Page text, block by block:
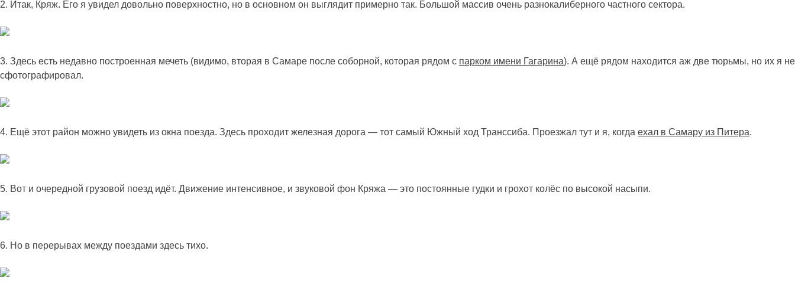
2. Итак, Кряж. Его я увидел довольно поверхностно, но в основном он выглядит примерно так. Большой массив очень разнокалиберного частного сектора.
3. Здесь есть недавно построенная мечеть (видимо, вторая в Самаре после соборной, которая рядом с парком имени Гагарина). А ещё рядом находится аж две тюрьмы, но их я не
сфотографировал.
4. Ещё этот район можно увидеть из окна поезда. Здесь проходит железная дорога — тот самый Южный ход Транссиба. Проезжал тут и я, когда ехал в Самару из Питера.
5. Вот и очередной грузовой поезд идёт. Движение интенсивное, и звуковой фон Кряжа — это постоянные гудки и грохот колёс по высокой насыпи.
6. Но в перерывах между поездами здесь тихо.